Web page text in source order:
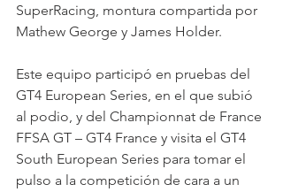
SuperRacing, montura compartida por
Mathew George y James Holder.
Este equipo participó en pruebas del
GT4 European Series, en el que subió
al podio, y del Championnat de France
FFSA GT – GT4 France y visita el GT4
South European Series para tomar el
pulso a la competición de cara a un